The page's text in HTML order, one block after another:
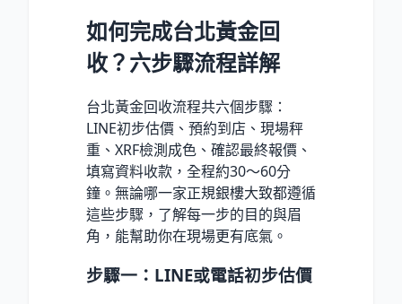
如何完成台北黃金回
收？六步驟流程詳解
台北黃金回收流程共六個步驟：
LINE初步估價、預約到店、現場秤
重、XRF檢測成色、確認最終報價、
填寫資料收款，全程約30～60分
鐘。無論哪一家正規銀樓大致都遵循
這些步驟，了解每一步的目的與眉
角，能幫助你在現場更有底氣。
步驟一：LINE或電話初步估價